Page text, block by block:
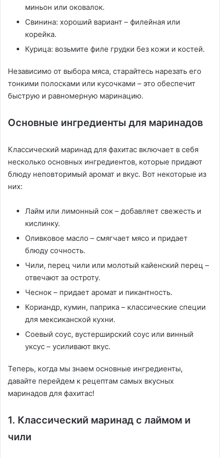
миньон или оковалок.
Свинина: хороший вариант – филейная или
корейка.
Курица: возьмите филе грудки без кожи и костей.
Независимо от выбора мяса, старайтесь нарезать его
тонкими полосками или кусочками – это обеспечит
быструю и равномерную маринацию.
Основные ингредиенты для маринадов
Классический маринад для фахитас включает в себя
несколько основных ингредиентов, которые придают
блюду неповторимый аромат и вкус. Вот некоторые из
них:
Лайм или лимонный сок – добавляет свежесть и
кислинку.
Оливковое масло – смягчает мясо и придает
блюду сочность.
Чили, перец чили или молотый кайенский перец –
отвечают за остроту.
Чеснок – придает аромат и пикантность.
Кориандр, кумин, паприка – классические специи
для мексиканской кухни.
Соевый соус, вустерширский соус или винный
уксус – усиливают вкус.
Теперь, когда мы знаем основные ингредиенты,
давайте перейдем к рецептам самых вкусных
маринадов для фахитас!
1. Классический маринад с лаймом и
чили